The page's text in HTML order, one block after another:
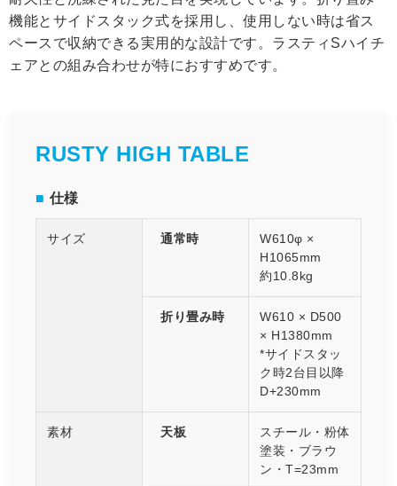
機能とサイドスタック式を採用し、使用しない時は省ス
ペースで収納できる実用的な設計です。ラスティSハイチ
ェアとの組み合わせが特におすすめです。
RUSTY HIGH TABLE
■ 仕様
サイズ 通常時
W610φ ×
H1065mm
約10.8kg
折り畳み時
W610 × D500
× H1380mm
*サイドスタッ
ク時2台目以降
D+230mm
素材 天板
スチール・粉体
塗装・ブラウ
ン・T=23mm